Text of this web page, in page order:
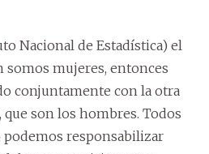
Nacional de Estadística) el
somos mujeres, entonces
conjuntamente con la otra
son los hombres. Todos
podemos responsabilizar